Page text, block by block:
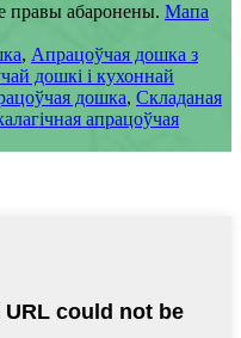
правы абаронены. Мапа
, Апрацоўчая дошка з
дошкі і кухоннай
дошка, Складаная
апрацоўчая